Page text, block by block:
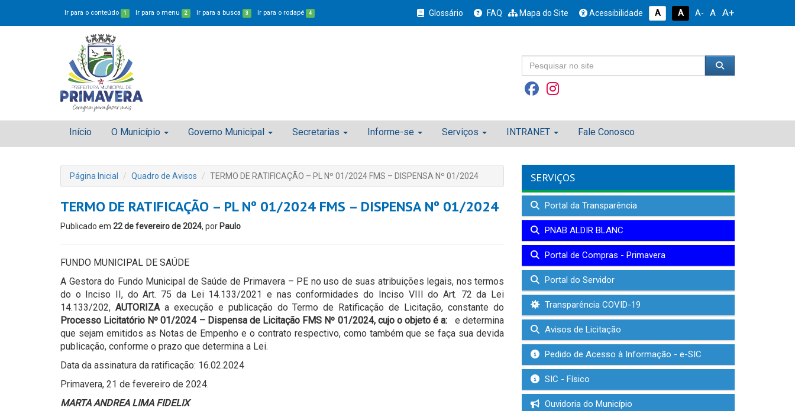
Ir para o conteúdo 1 Ir para o menu 2 Ir para a busca 3 Ir para o rodapé 4 Glossário FAQ Mapa do Site Acessibilidade A A A- A A+
Início O Município Governo Municipal Secretarias Informe-se Serviços INTRANET Fale Conosco
Página Inicial Quadro de Avisos TERMO DE RATIFICAÇÃO – PL Nº 01/2024 FMS – DISPENSA Nº 01/2024
TERMO DE RATIFICAÇÃO – PL Nº 01/2024 FMS – DISPENSA Nº 01/2024
Publicado em 22 de fevereiro de 2024, por Paulo
FUNDO MUNICIPAL DE SAÚDE
A Gestora do Fundo Municipal de Saúde de Primavera – PE no uso de suas atribuições legais, nos termos
do o Inciso II, do Art. 75 da Lei 14.133/2021 e nas conformidades do Inciso VIII do Art. 72 da Lei
14.133/202, AUTORIZAa execução e publicação do Termo de Ratificação de Licitação, constante do
Processo Licitatório Nº 01/2024 – Dispensa de Licitação FMS Nº 01/2024, cujo o objeto é a:
e determina
que sejam emitidos as Notas de Empenho e o contrato respectivo, como também que se faça sua devida
publicação, conforme o prazo que determina a Lei.
Data da assinatura da ratificação: 16.02.2024
Primavera, 21 de fevereiro de 2024.
MARTA ANDREA LIMA FIDELIX
SERVIÇOS
Portal da Transparência
PNAB ALDIR BLANC
Portal de Compras - Primavera
Portal do Servidor
Transparência COVID-19
Avisos de Licitação
Pedido de Acesso à Informação - e-SIC
SIC - Físico
Ouvidoria do Município